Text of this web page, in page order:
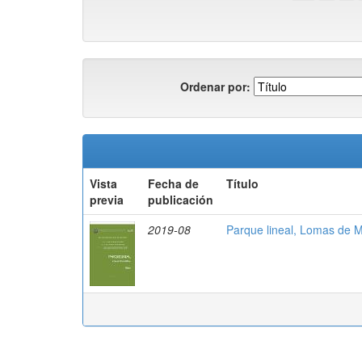
Ordenar por:
Vista
previa
Fecha de
publicación
Título
2019-08 Parque lineal, Lomas de